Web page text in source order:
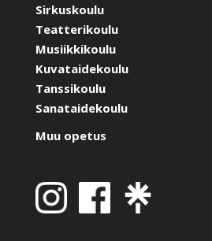
Sirkuskoulu
Teatterikoulu
Musiikkikoulu
Kuvataidekoulu
Tanssikoulu
Sanataidekoulu
Muu opetus